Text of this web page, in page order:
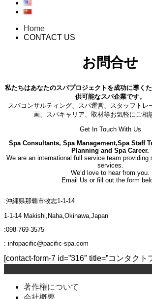
Home
CONTACT US
お問合せ
私たちはあなたのスパプロジェクトを成功に導く
供可能なスパ企業です。
スパコンサルティング、スパ運営、スタッフトレ
画、スパキャリア、取材等お気軽にご相
Get In Touch With Us
Spa Consultants, Spa Management,Spa Staff
Planning and Spa Career.
We are an international full service team providing
services.
We’d love to hear from you.
Email Us or fill out the form
:沖縄県那覇市牧志1-1-14
1-1-14 Makishi,Naha,Okinawa,Japan
:098-769-3575
: infopacific@pacific-spa.com
[contact-form-7 id=”316″ title=”コンタクト
著作権について